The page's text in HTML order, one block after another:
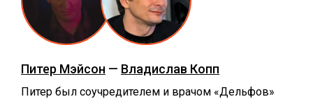
Питер Мэйсон — Владислав Копп
Питер был соучредителем и врачом «Дельфов»